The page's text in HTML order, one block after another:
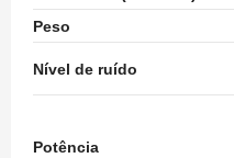
Peso
Nível de ruído
Potência